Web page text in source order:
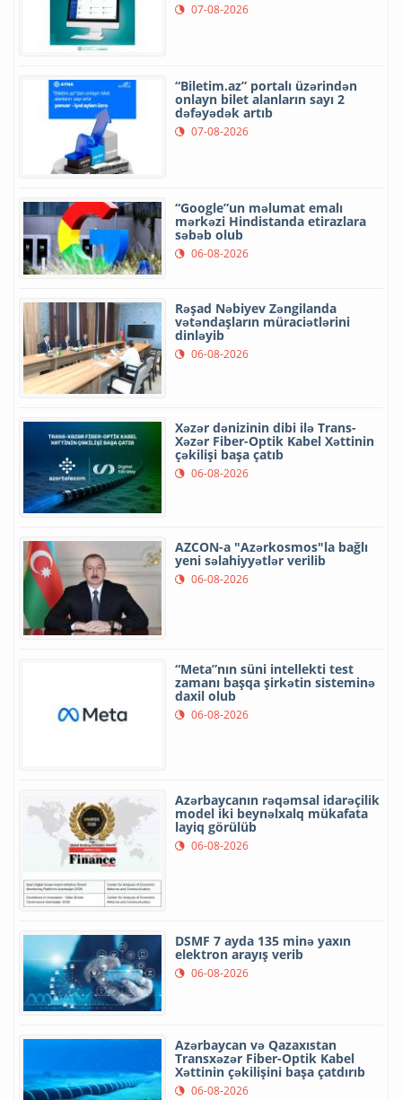
07-08-2026
“Biletim.az” portalı üzərindən
onlayn bilet alanların sayı 2
dəfəyədək artıb
07-08-2026
“Google”un məlumat emalı
mərkəzi Hindistanda etirazlara
səbəb olub
06-08-2026
Rəşad Nəbiyev Zəngilanda
vətəndaşların müraciətlərini
dinləyib
06-08-2026
Xəzər dənizinin dibi ilə Trans-
Xəzər Fiber-Optik Kabel Xəttinin
çəkilişi başa çatıb
06-08-2026
AZCON-a "Azərkosmos"la bağlı
yeni səlahiyyətlər verilib
06-08-2026
“Meta”nın süni intellekti test
zamanı başqa şirkətin sisteminə
daxil olub
06-08-2026
Azərbaycanın rəqəmsal idarəçilik
model iki beynəlxalq mükafata
layiq görülüb
06-08-2026
DSMF 7 ayda 135 minə yaxın
elektron arayış verib
06-08-2026
Azərbaycan və Qazaxıstan
Transxəzər Fiber-Optik Kabel
Xəttinin çəkilişini başa çatdırıb
06-08-2026